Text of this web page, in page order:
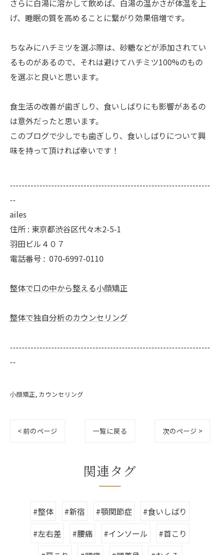
さらに白湯に溶かして飲めば、白湯の温かさが体温を上
げ、睡眠の質を高めることに繋がり効果倍増です。
ちなみにハチミツを選ぶ際は、砂糖などが添加されてい
るものがあるので、それは避けてハチミツ100%のもの
を選ぶと良いと思います。
食生活の改善が歯ぎしり、食いしばりにも影響があるの
は意外だったと思います。
このブログで少しでも歯ぎしり、食いしばりについて興
味を持って頂ければ幸いです！
--------------------------------------------------------------------
--
ailes
住所 : 東京都渋谷区代々木2-5-1
羽田ビル４０７
電話番号 : 070-6997-0110
整体で口の中から整える小顔矯正
整体で独自分析のカウンセリング
--------------------------------------------------------------------
--
小顔矯正 カウンセリング
< 前のページ 一覧に戻る 次のページ >
関連タグ
#整体 #新宿 #顎関節症
#食いしばり
#左右差
#腰痛 #インソール
#首こり